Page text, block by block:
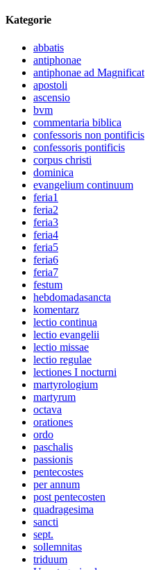
Kategorie
abbatis
antiphonae
antiphonae ad Magnificat
apostoli
ascensio
bvm
commentaria biblica
confessoris non pontificis
confessoris pontificis
corpus christi
dominica
evangelium continuum
feria1
feria2
feria3
feria4
feria5
feria6
feria7
festum
hebdomadasancta
komentarz
lectio continua
lectio evangelii
lectio missae
lectio regulae
lectiones I nocturni
martyrologium
martyrum
octava
orationes
ordo
paschalis
passionis
pentecostes
per annum
post pentecosten
quadragesima
sancti
sept.
sollemnitas
triduum